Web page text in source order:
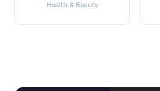
Health & Beauty